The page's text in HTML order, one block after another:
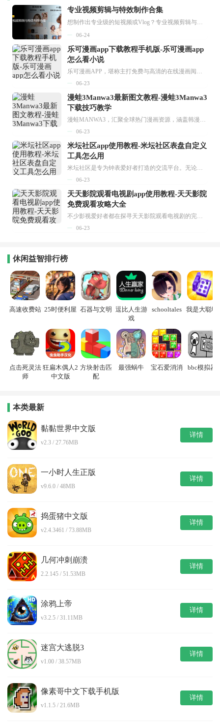
专业视频剪辑与特效制作合集
想制作出专业级的短视频或Vlog？专业视频剪辑与特效制作大全专题为你提供了从剪辑、抠像到特效包装的全套解决方案。无论是添加炫酷的片头、进行精准的视频抠图，还是制...
06-24
乐可漫画app下载教程手机版-乐可漫画app
怎么看小说
乐可漫画APP，堪称主打免费与高清的在线漫画阅读神器。其官方版提供海量完整版漫画资源，无论是国内漫画，还是日漫、韩漫、台漫、美漫等国外漫画，应有尽有，随时供你阅读。只需轻点一下，便能直接进入阅读界面。不仅如此，乐可漫画最新版本更新速度极快，在这里，你总能抢先看到全网一手漫画章节内容！...
06-23
漫蛙3Manwa3最新图文教程-漫蛙3Manwa3
下载技巧教学
漫蛙MANWA3，汇聚全球热门漫画资源，涵盖韩漫、欧美漫画、国漫等多种类型，题材丰富多样，全方位满足用户阅读喜好。它不仅是阅读平台，更是创作平台，为广大用户打造零门槛创作环境。...
06-23
米坛社区app使用教程-米坛社区表盘自定义
工具怎么用
米坛社区是专为钟表爱好者打造的交流平台。无论你是初涉钟表领域的普通爱好者，还是拥有多年收藏经验的资深玩家，都能在此找到属于自己的天地。 无需注册，就能轻松参与其中。通过专业的讨论论坛与丰富的交互功能，你可与世界各地的钟表爱好者畅快交流。若你钟情于钟表，米坛社区无疑是值得一试的理想之选。在这里，你能获取最新的手表资讯，交流见解，提升鉴赏品味，让每一块手表都成为收藏故事中重要的一部分。感兴趣的朋友，不要错过下载机会。...
06-23
天天影院观看电视剧app使用教程-天天影院
免费观看攻略大全
不少影视爱好者都在探寻天天影院观看电视剧的完整方法，结合最新平台使用规则，本篇新手入门攻略全面讲解观看渠道、检索流程、播放设置以及画面模式调整等实用内容。全文适配手机、电脑等主流设备，步骤简洁易懂，无论是初次使用的新手，还是想要优化观影体验的用户，都能参照内容快速上手，熟练掌握平台各项操作技巧，轻松畅享影视内容。...
06-23
休闲益智排行榜
高速收费站 25时便利屋 石器与文明 逗比人生游
戏
schooltales 我是大聪明
点击死灵法
师
狂扁木偶人2
中文版
方块射击匹
配
最强蜗牛 宝石爱消消 bbc模拟器
本类最新
黏黏世界中文版
v2.3 / 27.76MB
详情
一小时人生正版
v9.6.0 / 48MB
详情
捣蛋猪中文版
v2.4.3461 / 73.88MB
详情
几何冲刺崩溃
2.2.145 / 51.53MB
详情
涂鸦上帝
v3.2.5 / 31.11MB
详情
迷宫大逃脱3
v1.00 / 38.57MB
详情
像素哥中文下载手机版
v1.1.5 / 21.6MB
详情